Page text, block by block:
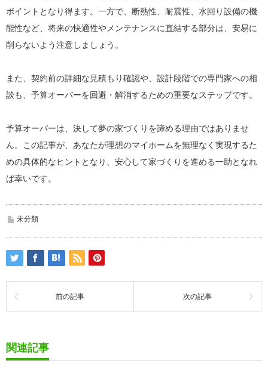
ポイントとなり得ます。一方で、断熱性、耐震性、水回り設備の機
能性など、将来の快適性やメンテナンスに直結する部分は、安易に
削らないよう注意しましょう。
また、契約前の詳細な見積もり確認や、設計段階での専門家への相
談も、予算オーバーを回避・解消するための重要なステップです。
予算オーバーは、決して夢の家づくりを諦める理由ではありませ
ん。この記事が、あなたが理想のマイホームを無理なく実現するた
めの具体的なヒントとなり、安心して家づくりを進める一助となれ
ば幸いです。
未分類
前の記事 次の記事
関連記事